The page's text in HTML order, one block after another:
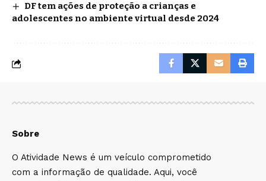
DF tem ações de proteção a crianças e
adolescentes no ambiente virtual desde 2024
Sobre
O Atividade News é um veículo comprometido
com a informação de qualidade. Aqui, você